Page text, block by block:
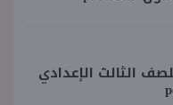
الثالث الإعدادي